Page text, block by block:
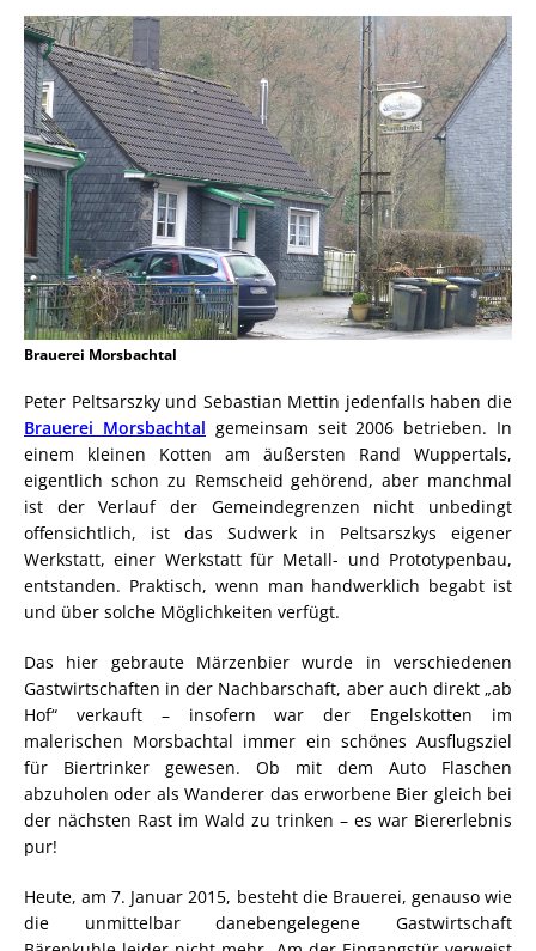
Brauerei Morsbachtal
Peter Peltsarszky und Sebastian Mettin jedenfalls haben die
Brauerei Morsbachtal gemeinsam seit 2006 betrieben. In
einem kleinen Kotten am äußersten Rand Wuppertals,
eigentlich schon zu Remscheid gehörend, aber manchmal
ist der Verlauf der Gemeindegrenzen nicht unbedingt
offensichtlich, ist das Sudwerk in Peltsarszkys eigener
Werkstatt, einer Werkstatt für Metall- und Prototypenbau,
entstanden. Praktisch, wenn man handwerklich begabt ist
und über solche Möglichkeiten verfügt.
Das hier gebraute Märzenbier wurde in verschiedenen
Gastwirtschaften in der Nachbarschaft, aber auch direkt „ab
Hof“ verkauft – insofern war der Engelskotten im
malerischen Morsbachtal immer ein schönes Ausflugsziel
für Biertrinker gewesen. Ob mit dem Auto Flaschen
abzuholen oder als Wanderer das erworbene Bier gleich bei
der nächsten Rast im Wald zu trinken – es war Biererlebnis
pur!
Heute, am 7. Januar 2015, besteht die Brauerei, genauso wie
die unmittelbar danebengelegene Gastwirtschaft